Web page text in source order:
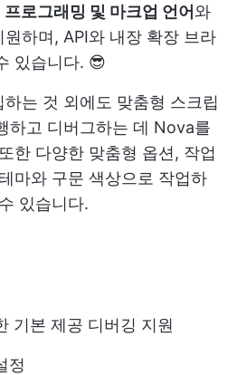
로그래밍 및 마크업 언어와
하며, API와 내장 확장 브라
있습니다. 😎
는 것 외에도 맞춤형 스크립
하고 디버그하는 데 Nova를
한 다양한 맞춤형 옵션, 작업
마와 구문 색상으로 작업하
있습니다.
기본 제공 디버깅 지원
정